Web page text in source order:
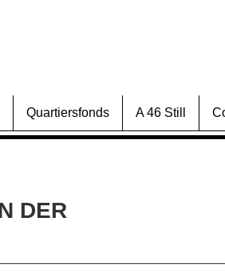
Quartiersfonds A 46 Still
DER